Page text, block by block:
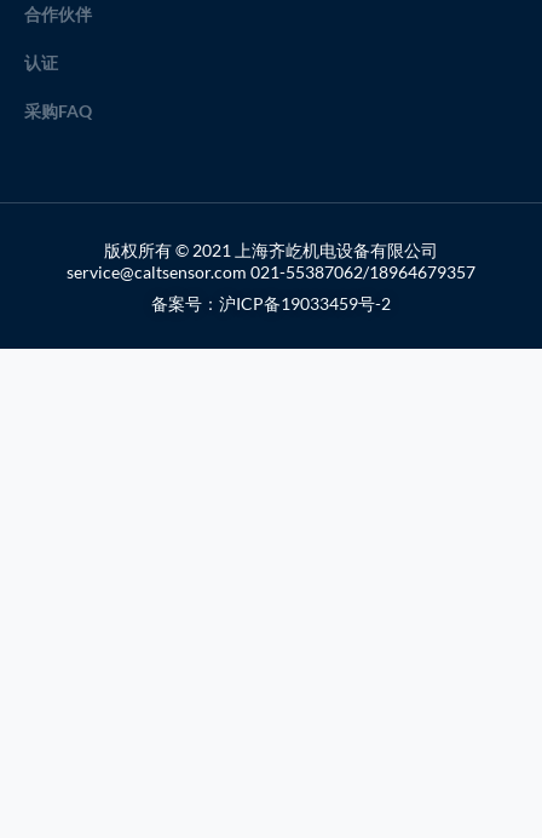
合作伙伴
认证
采购FAQ
版权所有 © 2021 上海齐屹机电设备有限公司
service@caltsensor.com 021-55387062/18964679357
备案号：沪ICP备19033459号-2